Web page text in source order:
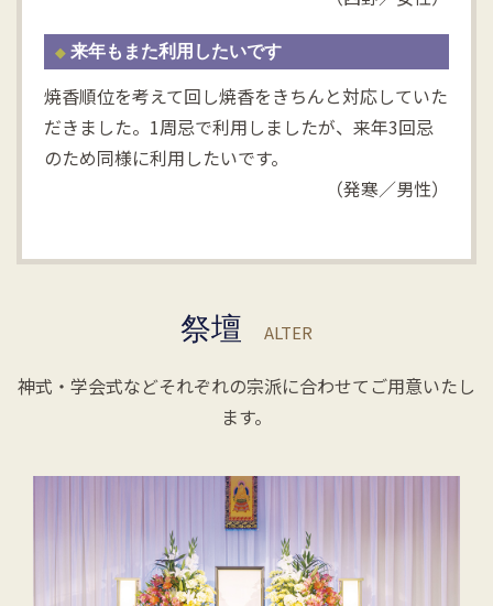
来年もまた利用したいです
焼香順位を考えて回し焼香をきちんと対応していた
だきました。1周忌で利用しましたが、来年3回忌
のため同様に利用したいです。
（発寒／男性）
祭壇 ALTER
神式・学会式などそれぞれの宗派に合わせてご用意いたし
ます。